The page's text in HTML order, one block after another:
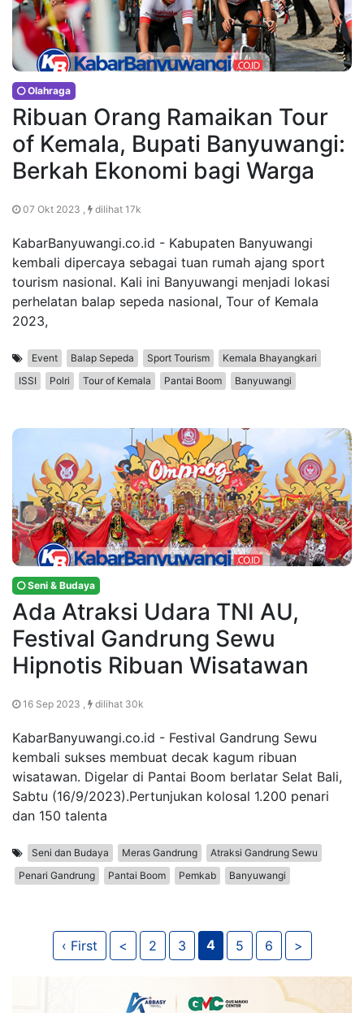
Olahraga
Ribuan Orang Ramaikan Tour
of Kemala, Bupati Banyuwangi:
Berkah Ekonomi bagi Warga
07 Okt 2023 , dilihat 17k
KabarBanyuwangi.co.id - Kabupaten Banyuwangi
kembali dipercaya sebagai tuan rumah ajang sport
tourism nasional. Kali ini Banyuwangi menjadi lokasi
perhelatan balap sepeda nasional, Tour of Kemala
2023,
Event Balap Sepeda Sport Tourism
Kemala Bhayangkari
ISSI
Polri Tour of Kemala Pantai Boom Banyuwangi
Seni & Budaya
Ada Atraksi Udara TNI AU,
Festival Gandrung Sewu
Hipnotis Ribuan Wisatawan
16 Sep 2023 , dilihat 30k
KabarBanyuwangi.co.id - Festival Gandrung Sewu
kembali sukses membuat decak kagum ribuan
wisatawan. Digelar di Pantai Boom berlatar Selat Bali,
Sabtu (16/9/2023).Pertunjukan kolosal 1.200 penari
dan 150 talenta
Seni dan Budaya Meras Gandrung
Atraksi Gandrung Sewu
Penari Gandrung
Pantai Boom Pemkab Banyuwangi
‹ First < 2 3 4 5 6 >